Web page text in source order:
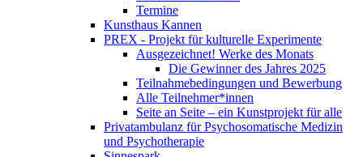
Termine
Kunsthaus Kannen
PREX - Projekt für kulturelle Experimente
Ausgezeichnet! Werke des Monats
Die Gewinner des Jahres 2025
Teilnahmebedingungen und Bewerbung
Alle Teilnehmer*innen
Seite an Seite – ein Kunstprojekt für alle
Privatambulanz für Psychosomatische Medizin
und Psychotherapie